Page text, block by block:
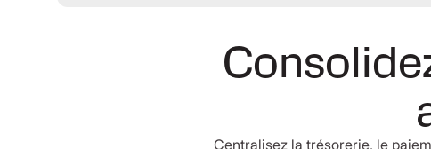
Centralisez la trésorerie, le